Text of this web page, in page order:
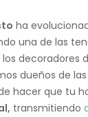
ha
una de las
decoradores
dueños de las
hacer que tu
transmitiendo